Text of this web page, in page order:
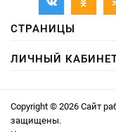
СТРАНИЦЫ
ЛИЧНЫЙ
Copyright © 2026 Сайт
защищены.